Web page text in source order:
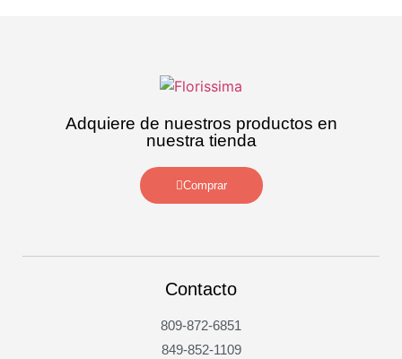
Adquiere de nuestros productos en
nuestra tienda
Comprar
Contacto
809-872-6851
849-852-1109